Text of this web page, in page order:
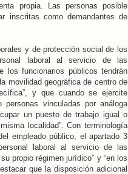
propia. Las personas posible
inscritas como demandantes de
y de protección social de los
laboral al servicio de las
los funcionarios públicos tendrán
movilidad geográfica de centro de
y que cuando se ejercite
vinculadas por análoga
un puesto de trabajo igual o
localidad”. Con terminología
empleado público, el apartado 3
laboral al servicio de las
propio régimen jurídico” y “en los
que la disposición adicional